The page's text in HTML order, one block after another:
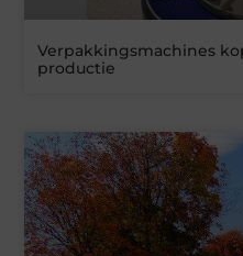
Verpakkingsmachines
productie